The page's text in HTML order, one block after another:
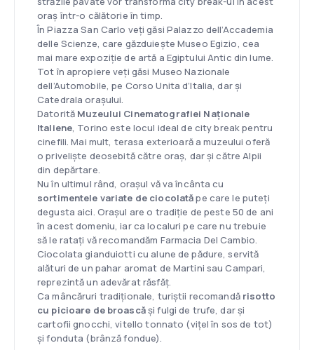
oraș într-o călătorie în timp.
În Piazza San Carlo veți găsi Palazzo dell’Accademia
delle Scienze, care găzduiește Museo Egizio, cea
mai mare expoziție de artă a Egiptului Antic din lume.
Tot în apropiere veți găsi Museo Nazionale
dell’Automobile, pe Corso Unita d’Italia, dar și
Catedrala orașului.
Datorită Muzeului Cinematografiei Naționale
Italiene, Torino este locul ideal de city break pentru
cinefili. Mai mult, terasa exterioară a muzeului oferă
o priveliște deosebită către oraș, dar și către Alpii
din depărtare.
Nu în ultimul rând, orașul vă va încânta cu
sortimentele variate de ciocolatăpe care le puteți
degusta aici. Orașul are o tradiție de peste 50 de ani
în acest domeniu, iar ca localuri pe care nu trebuie
să le ratați vă recomandăm Farmacia Del Cambio.
Ciocolata gianduiotti cu alune de pădure, servită
alături de un pahar aromat de Martini sau Campari,
reprezintă un adevărat răsfăț.
Ca mâncăruri tradiționale, turiștii recomandă risotto
cu picioare de broascăși fulgi de trufe, dar și
cartofii gnocchi, vitello tonnato (vițel în sos de tot)
și fonduta (brânză fondue).